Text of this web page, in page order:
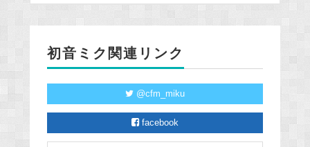
初音ミク関連リンク
@cfm_miku
facebook